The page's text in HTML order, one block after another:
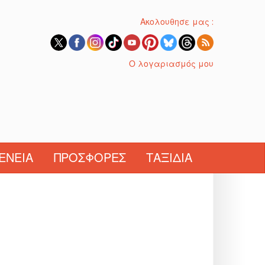
Ακολουθησε μας :
Ο λογαριασμός μου
ΠΡΟΣΦΟΡΈΣ ΤΑΞΊΔΙΑ